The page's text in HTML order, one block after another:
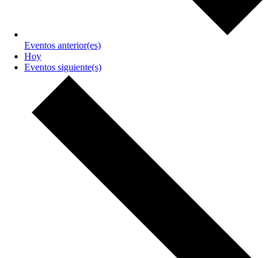
Eventos anterior(es)
Hoy
Eventos siguiente(s)